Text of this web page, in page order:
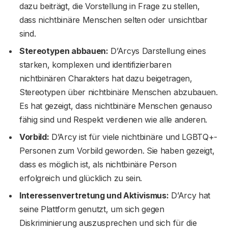
dazu beiträgt, die Vorstellung in Frage zu stellen,
dass nichtbinäre Menschen selten oder unsichtbar
sind.
Stereotypen abbauen: D’Arcys Darstellung eines
starken, komplexen und identifizierbaren
nichtbinären Charakters hat dazu beigetragen,
Stereotypen über nichtbinäre Menschen abzubauen.
Es hat gezeigt, dass nichtbinäre Menschen genauso
fähig sind und Respekt verdienen wie alle anderen.
Vorbild: D’Arcy ist für viele nichtbinäre und LGBTQ+-
Personen zum Vorbild geworden. Sie haben gezeigt,
dass es möglich ist, als nichtbinäre Person
erfolgreich und glücklich zu sein.
Interessenvertretung und Aktivismus: D’Arcy hat
seine Plattform genutzt, um sich gegen
Diskriminierung auszusprechen und sich für die